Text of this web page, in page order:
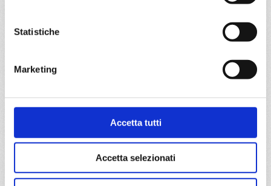
Statistiche
Marketing
Accetta tutti
Accetta selezionati
€ 471
daCivitavecchiaconMSC